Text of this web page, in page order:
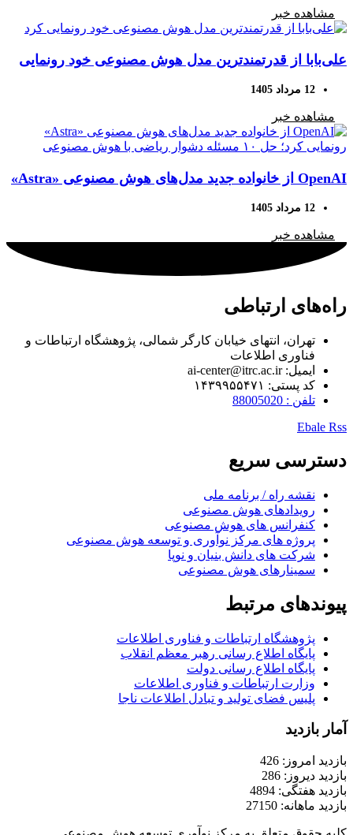
مشاهده خبر
علی‌بابا از قدرتمندترین مدل هوش مصنوعی خود رونمایی
12 مرداد 1405
مشاهده خبر
OpenAI از خانواده جدید مدل‌های هوش مصنوعی «Astra»
12 مرداد 1405
مشاهده خبر
راه‌های ارتباطی
تهران، انتهای خیابان کارگر شمالی، پژوهشگاه ارتباطات و
فناوری اطلاعات
ایمیل: ai-center@itrc.ac.ir
کد پستی: ۱۴۳۹۹۵۵۴۷۱
تلفن : 88005020
Ebale Rss
دسترسی سریع
نقشه راه / برنامه ملی
رویدادهای هوش مصنوعی
کنفرانس های هوش مصنوعی
پروژه های مرکز نوآوری و توسعه هوش مصنوعی
شرکت های دانش بنیان و نوپا
سمینارهای هوش مصنوعی
پیوندهای مرتبط
پژوهشگاه ارتباطات و فناوری اطلاعات
پایگاه اطلاع رسانی رهبر معظم انقلاب
پایگاه اطلاع رسانی دولت
وزارت ارتباطات و فناوری اطلاعات
پلیس فضای تولید و تبادل اطلاعات ناجا
آمار بازدید
بازدید امروز: 426
بازدید دیروز: 286
بازدید هفتگی: 4894
بازدید ماهانه: 27150